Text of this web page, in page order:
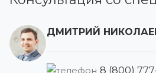
ДМИТРИЙ
8 (800)